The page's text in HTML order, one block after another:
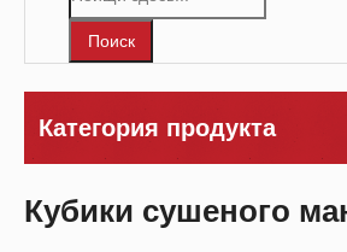
Поиск
Категория продукта
Кубики сушеного